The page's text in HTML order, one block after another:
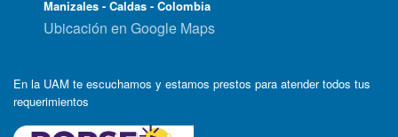
Manizales - Caldas - Colombia
Ubicación en Google Maps
En la UAM te escuchamos y estamos prestos para atender todos tus
requerimientos